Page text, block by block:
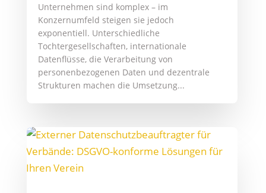
Unternehmen sind komplex – im
Konzernumfeld steigen sie jedoch
exponentiell. Unterschiedliche
Tochtergesellschaften, internationale
Datenflüsse, die Verarbeitung von
personenbezogenen Daten und dezentrale
Strukturen machen die Umsetzung...